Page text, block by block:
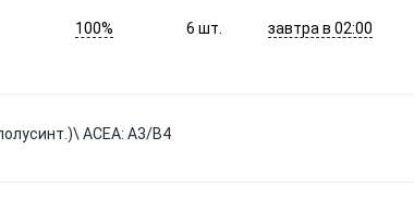
100% 6шт. завтра в 02:00
ACEA: A3/B4